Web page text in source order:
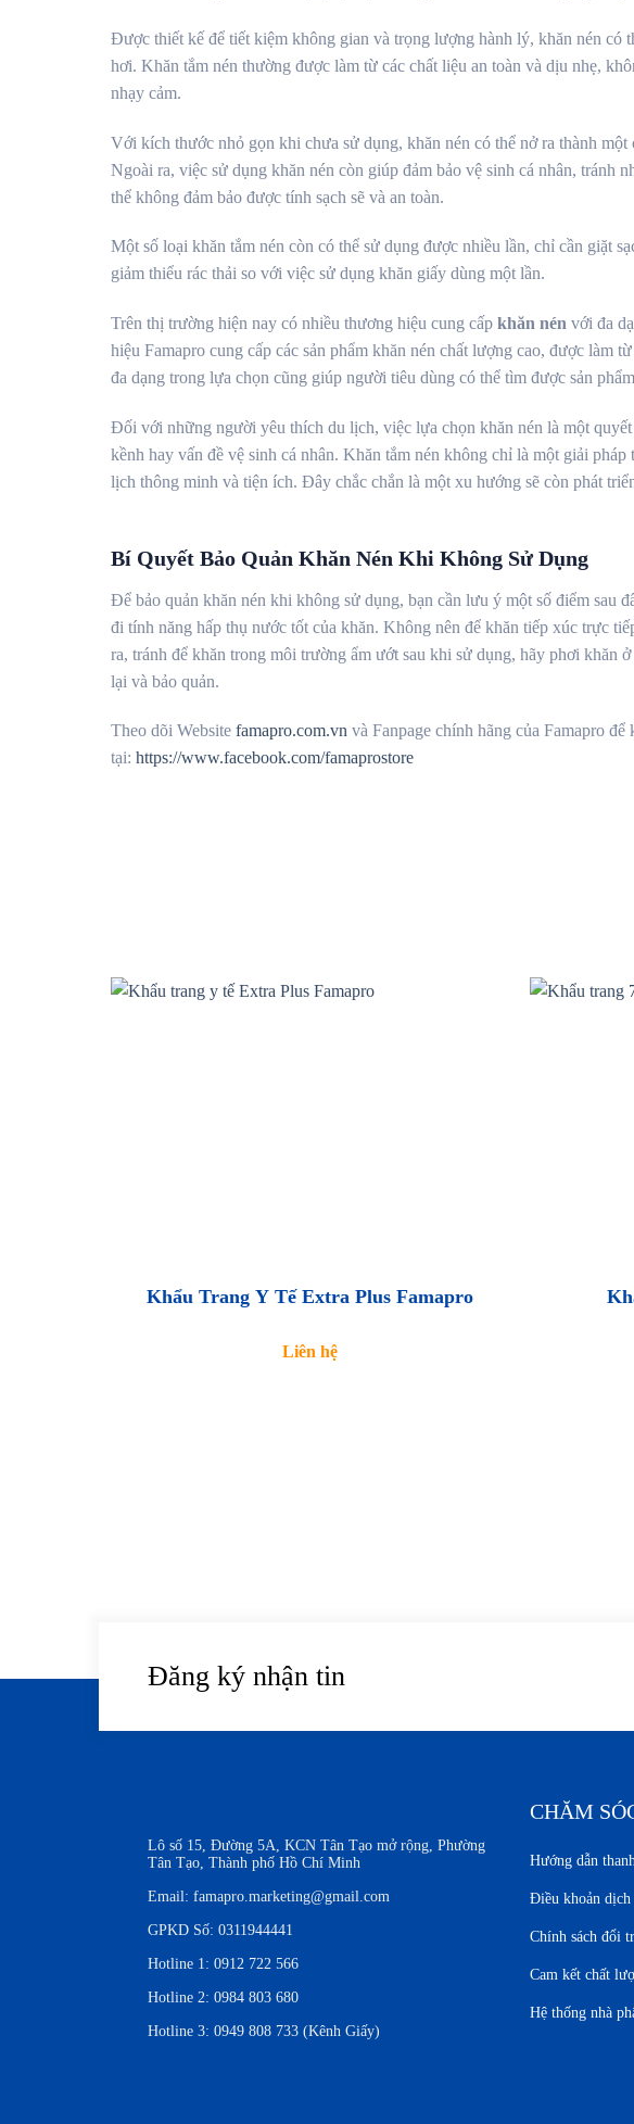
Được thiết kế để tiết kiệm không gian và trọng lượng hành lý, khăn nén có
hơi. Khăn tắm nén thường được làm từ các chất liệu an toàn và dịu nhẹ,
nhạy cảm.
Với kích thước nhỏ gọn khi chưa sử dụng, khăn nén có thể nở ra thành
Ngoài ra, việc sử dụng khăn nén còn giúp đảm bảo vệ sinh cá nhân, tránh
thể không đảm bảo được tính sạch sẽ và an toàn.
Một số loại khăn tắm nén còn có thể sử dụng được nhiều lần, chỉ cần giặt
giảm thiểu rác thải so với việc sử dụng khăn giấy dùng một lần.
Trên thị trường hiện nay có nhiều thương hiệu cung cấp khăn nén với đa
hiệu Famapro cung cấp các sản phẩm khăn nén chất lượng cao, được làm
đa dạng trong lựa chọn cũng giúp người tiêu dùng có thể tìm được sản
Đối với những người yêu thích du lịch, việc lựa chọn khăn nén là một
kềnh hay vấn đề vệ sinh cá nhân. Khăn tắm nén không chỉ là một giải
lịch thông minh và tiện ích. Đây chắc chắn là một xu hướng sẽ còn phát
Bí Quyết Bảo Quản Khăn Nén Khi Không Sử Dụng
Để bảo quản khăn nén khi không sử dụng, bạn cần lưu ý một số điểm sau
đi tính năng hấp thụ nước tốt của khăn. Không nên để khăn tiếp xúc trực
ra, tránh để khăn trong môi trường ẩm ướt sau khi sử dụng, hãy phơi
lại và bảo quản.
Theo dõi Website famapro.com.vn và Fanpage chính hãng của Famapro
tại: https://www.facebook.com/famaprostore
Khẩu Trang Y Tế Extra Plus Famapro
Liên hệ
Đăng ký nhận tin
Lô số 15, Đường 5A, KCN Tân Tạo mở rộng, Phường
Tân Tạo, Thành phố Hồ Chí Minh
Email: famapro.marketing@gmail.com
GPKD Số: 0311944441
Hotline 1: 0912 722 566
Hotline 2: 0984 803 680
Hotline 3: 0949 808 733 (Kênh Giấy)
CHĂM
Hướng dẫn
Điều khoản dịch
Chính sách đổi
Cam kết chất
Hệ thống nhà